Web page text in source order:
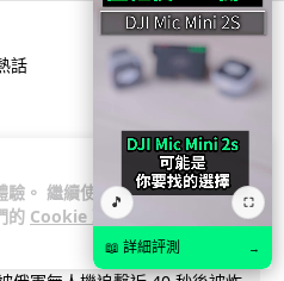
驗。 繼續使用
的 Cookie 政
話
人肉狩獵」 無人機
40 秒仍被炸傷
🎵 ⛶
📖 詳細評測 →